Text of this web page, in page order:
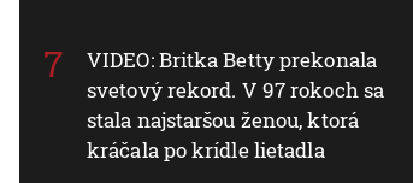
VIDEO: Britka Betty prekonala
svetový rekord. V 97 rokoch sa
stala najstaršou ženou, ktorá
kráčala po krídle lietadla